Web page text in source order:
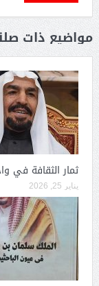
مواضيع ذات
ثمار الثقافة في
يناير 25, 2026